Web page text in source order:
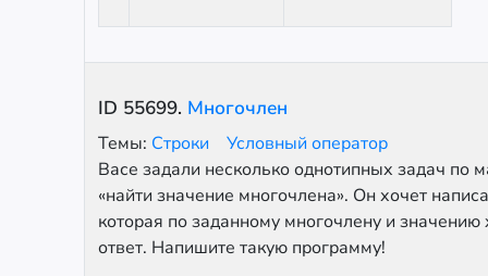
ID 55699. Многочлен
Темы: Строки
Условный оператор
Васе задали несколько однотипных задач по
«найти значение многочлена». Он хочет
которая по заданному многочлену и
ответ. Напишите такую программу!